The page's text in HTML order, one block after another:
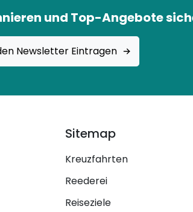
und Top-Angebote
Newsletter Eintragen
Sitemap
Kreuzfahrten
Reederei
Reiseziele